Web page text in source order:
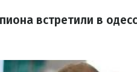
встретили в